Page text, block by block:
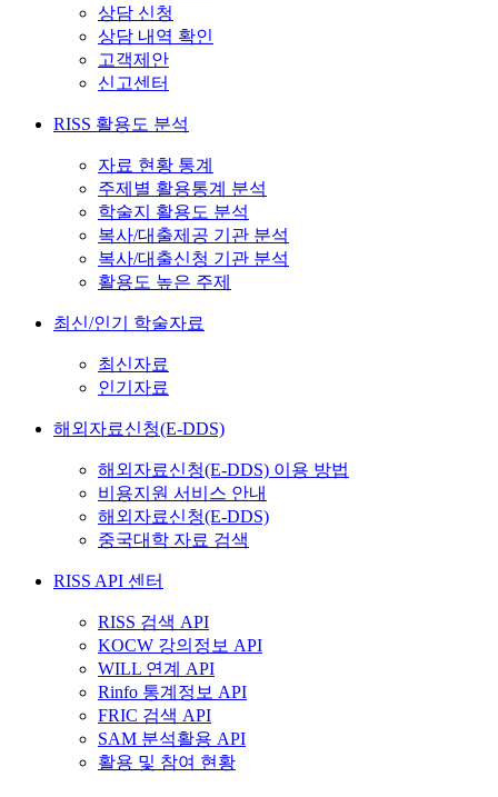
상담 신청
상담 내역 확인
고객제안
신고센터
RISS 활용도 분석
자료 현황 통계
주제별 활용통계 분석
학술지 활용도 분석
복사/대출제공 기관 분석
복사/대출신청 기관 분석
활용도 높은 주제
최신/인기 학술자료
최신자료
인기자료
해외자료신청(E-DDS)
해외자료신청(E-DDS) 이용 방법
비용지원 서비스 안내
해외자료신청(E-DDS)
중국대학 자료 검색
RISS API 센터
RISS 검색 API
KOCW 강의정보 API
WILL 연계 API
Rinfo 통계정보 API
FRIC 검색 API
SAM 분석활용 API
활용 및 참여 현황